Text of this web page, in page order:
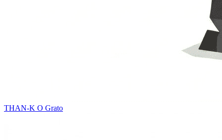
THAN-K O Grato